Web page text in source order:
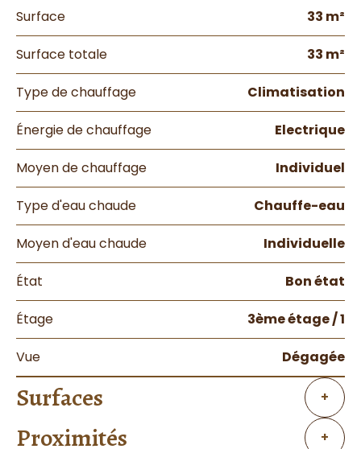
Surface 33 m²
Surface totale 33 m²
Type de chauffage Climatisation
Énergie de chauffage Electrique
Moyen de chauffage Individuel
Type d'eau chaude Chauffe-eau
Moyen d'eau chaude Individuelle
État Bon état
Étage 3ème étage / 1
Vue Dégagée
Surfaces +
Proximités +